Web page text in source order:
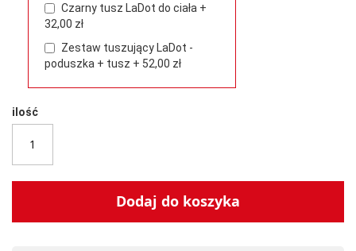
Czarny tusz LaDot do ciała +
32,00 zł
Zestaw tuszujący LaDot -
poduszka + tusz + 52,00 zł
ilość
Dodaj do koszyka